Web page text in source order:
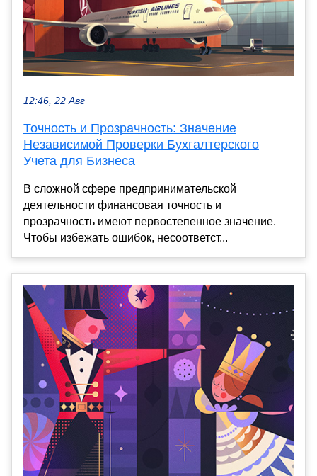
12:46, 22 Авг
Точность и Прозрачность: Значение
Независимой Проверки Бухгалтерского
Учета для Бизнеса
В сложной сфере предпринимательской
деятельности финансовая точность и
прозрачность имеют первостепенное значение.
Чтобы избежать ошибок, несоответст...